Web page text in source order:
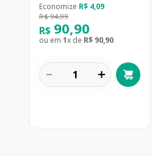
Economize R$ 4,09
R$ 94,99
R$ 90,90
ou em 1x de R$ 90,90
＋
－